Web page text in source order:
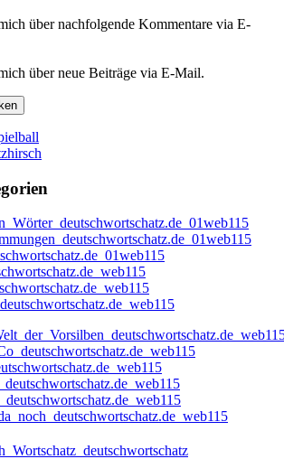
über nachfolgende Kommentare via E-
über neue Beiträge via E-Mail.